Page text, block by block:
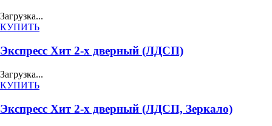
Загрузка...
КУПИТЬ
Экспресс Хит 2-х дверный (ЛДСП)
Загрузка...
КУПИТЬ
Экспресс Хит 2-х дверный (ЛДСП, Зеркало)